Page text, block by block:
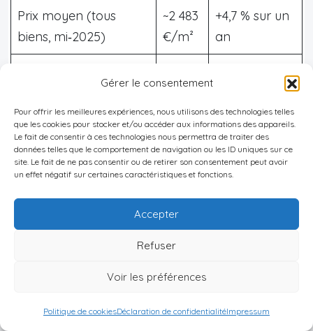
Gérer le consentement
Pour offrir les meilleures expériences, nous utilisons des technologies telles
que les cookies pour stocker et/ou accéder aux informations des appareils.
Le fait de consentir à ces technologies nous permettra de traiter des
données telles que le comportement de navigation ou les ID uniques sur ce
site. Le fait de ne pas consentir ou de retirer son consentement peut avoir
un effet négatif sur certaines caractéristiques et fonctions.
Accepter
Refuser
Voir les préférences
Politique de cookiesDéclaration de confidentialitéImpressum
Prix moyen (tous
biens, mi‑2025)
~2 483
€/m²
+4,7 % sur un
an
€/m²
Médiane ancien (Q3
2024)
2 000
€/m²
+8,70 % sur
un an
Prix moyen global
(juillet, maisons +
€/m²
La ville affiche donc unehausse beaucoup plus
d’un marché en phase d rattrapage et d’un fort